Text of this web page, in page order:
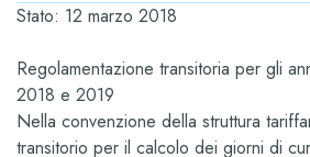
Stato: 12 marzo 2018
Regolamentazione transitoria per gli
2018 e 2019
Nella convenzione della struttura
transitorio per il calcolo dei giorni di